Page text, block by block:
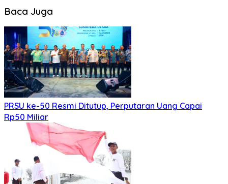
Baca Juga
PRSU ke-50 Resmi Ditutup, Perputaran Uang Capai
Rp50 Miliar